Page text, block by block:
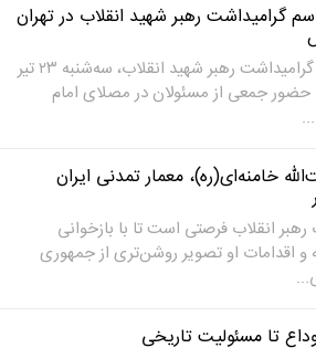
گرامیداشت رهبر شهید انقلاب در تهران
مراسم گرامیداشت رهبر شهید انقلاب، سه‌شنبه ۲۳ تیر
با حضور جمعی از مسئولان در مصلای امام
خامنه‌ای(ره)، معمار تمدنی ایران
انقلاب فرصتی است تا با بازخوانی
و اقدامات او تصویر روشن‌تری از جمهوری
تا مسئولیت تاریخی